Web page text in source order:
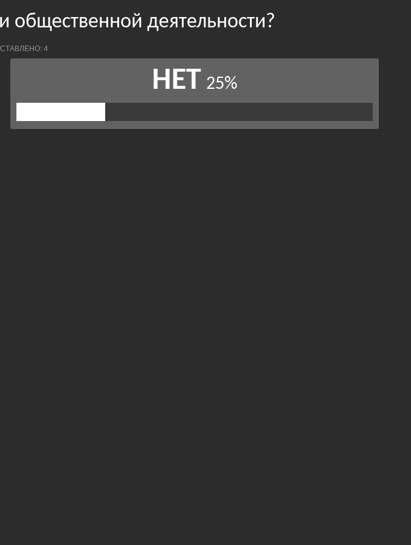
общественной деятельности?
4
НЕТ 25%